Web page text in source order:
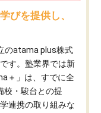
びを提供し、
のatama plus株式
す。塾業界では新
＋」は、すでに全
校・駿台との提
連携の取り組みな